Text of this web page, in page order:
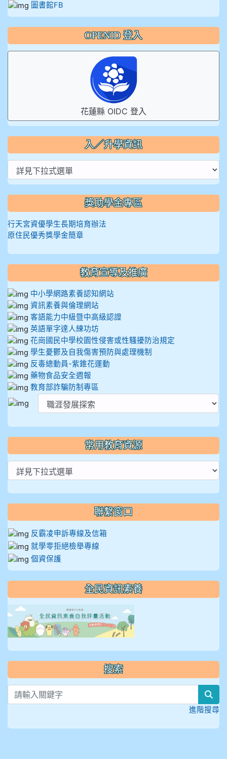
圖書館FB
OPENID 登入
花蓮縣 OIDC 登入
入／升學資訊
獎助學金專區
行天宮資優學生長期培育辦法
原住民優秀獎學金簡章
教育宣導及推廣
中小學網路素養認知網站
資訊素養與倫理網站
客語能力中級暨中高級認證
英語單字達人練功坊
花崗國民中學校園性侵害或性騷擾防治規定
學生憂鬱及自我傷害預防與處理機制
反毒總動員-紫錐花運動
藥物食品安全週報
教育部詐騙防制專區
常用教育資源
聯繫窗口
反霸凌申訴專線及信箱
就學零拒絕檢舉專線
個資保護
全民資訊素養
搜索
進階搜尋